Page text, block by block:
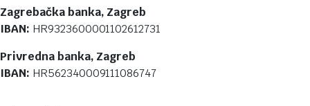
Zagrebačka banka, Zagreb
IBAN: HR9323600001102612731
Privredna banka, Zagreb
IBAN: HR562340009111086747